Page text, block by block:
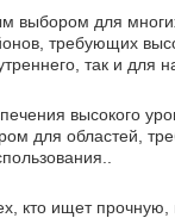
выбором для
требующих
так и для
высокого
для областей,
кто ищет